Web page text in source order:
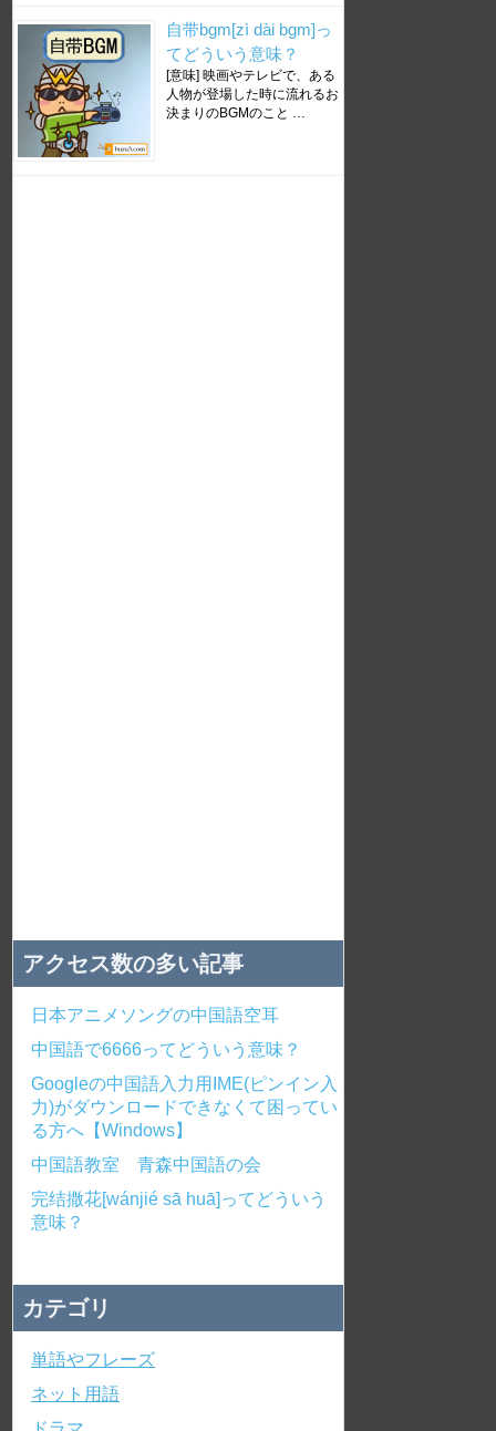
自带bgm[zì dài bgm]っ
てどういう意味？
[意味] 映画やテレビで、ある
人物が登場した時に流れるお
決まりのBGMのこと …
アクセス数の多い記事
日本アニメソングの中国語空耳
中国語で6666ってどういう意味？
Googleの中国語入力用IME(ピンイン入
力)がダウンロードできなくて困ってい
る方へ【Windows】
中国語教室 青森中国語の会
完结撒花[wánjié sā huā]ってどういう
意味？
カテゴリ
単語やフレーズ
ネット用語